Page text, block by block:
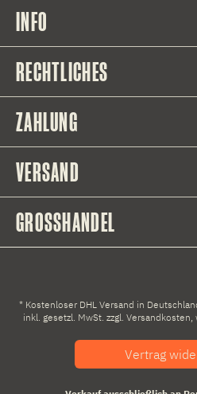
INFO
RECHTLICHES
ZAHLUNG
VERSAND
GROSSHANDEL
* Kostenloser DHL Versand in
inkl. gesetzl. MwSt. zzgl. Versandkosten
Vertrag